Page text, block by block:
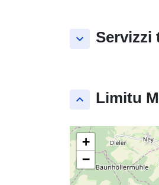
keyboard_arrow_down Servizzi
keyboard_arrow_up Limitu
+
−